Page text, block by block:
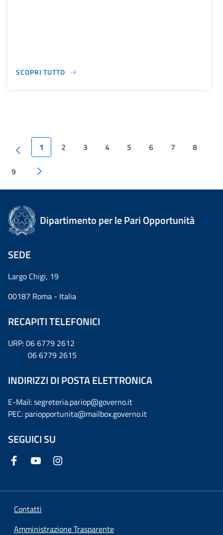
SCOPRI TUTTO
1 2 3 4 5 6 7 8
9
Dipartimento per le Pari Opportunità
SEDE
Largo Chigi, 19
00187 Roma - Italia
RECAPITI TELEFONICI
URP: 06 6779 2612
06 6779 2615
INDIRIZZI DI POSTA ELETTRONICA
E-Mail: segreteria.pariop@governo.it
PEC: pariopportunita@mailbox.governo.it
SEGUICI SU
Contatti
Amministrazione Trasparente